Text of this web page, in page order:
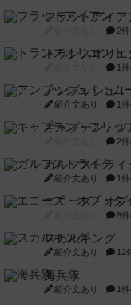
フラットアイア
2
トランスオリエ
1
アンブッシュ！
紹介文あり 1
キャプテン・
2
ガルフストライ
紹介文あり 1
エコーズ・オブ
8
スカルキング
紹介文あり 12
海兵隊
紹介文あり 1